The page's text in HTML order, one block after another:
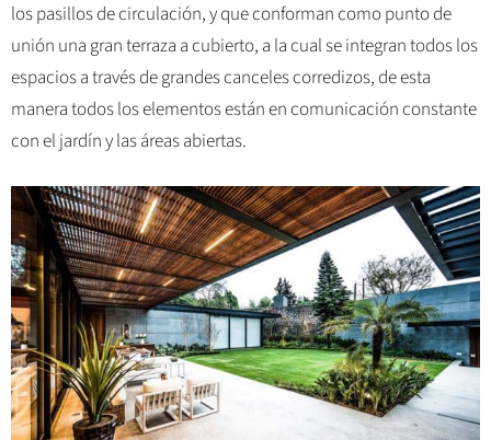
los pasillos de circulación, y que conforman como punto de
unión una gran terraza a cubierto, a la cual se integran todos los
espacios a través de grandes canceles corredizos, de esta
manera todos los elementos están en comunicación constante
con el jardín y las áreas abiertas.